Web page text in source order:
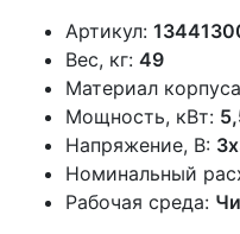
Артикул:
Вес, кг: 49
Материал
Мощность, кВт:
Напряжение, В:
Номинальный
Рабочая среда: